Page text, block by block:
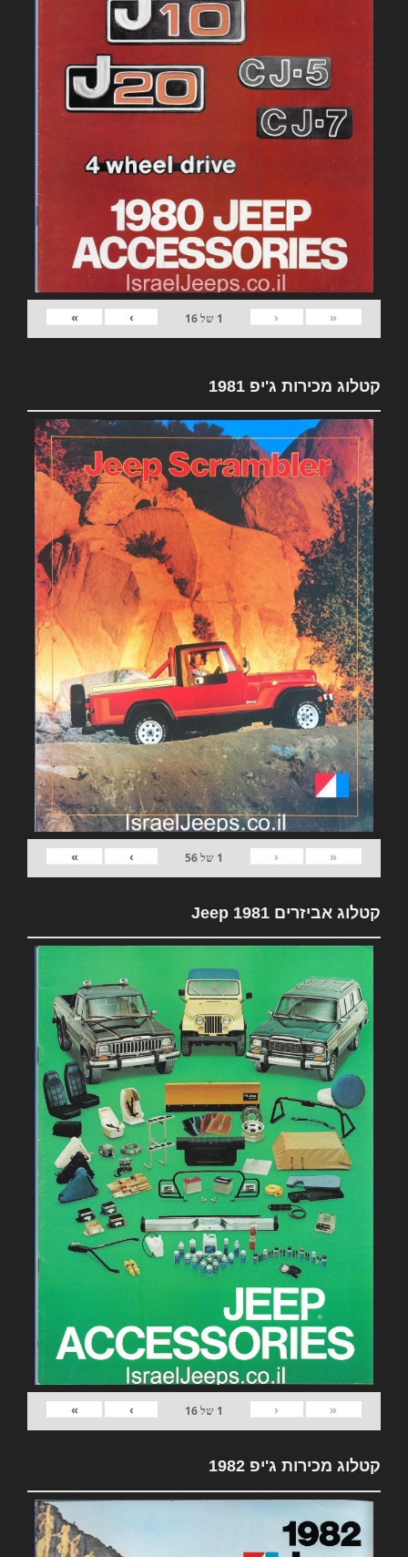
«
‹
1 של16
›
»
קטלוג מכירות ג'יפ 1981
«
‹
1 של56
›
»
קטלוג אביזרים 1981 Jeep
«
‹
1 של16
›
»
קטלוג מכירות ג'יפ 1982